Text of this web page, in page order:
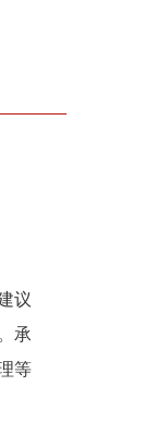
议
承
等